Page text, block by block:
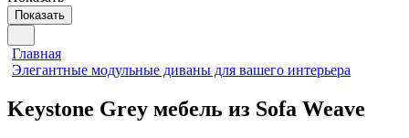
Показать
Главная
Элегантные модульные диваны для вашего интерьера
Keystone Grey мебель из Sofa Weave